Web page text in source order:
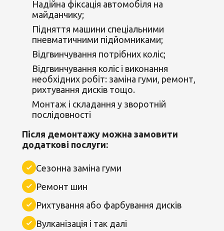
Надійна фіксація автомобіля на
майданчику;
Підняття машини спеціальними
пневматичними підйомниками;
Відгвинчування потрібних коліс;
Відгвинчування коліс і виконання
необхідних робіт: заміна гуми, ремонт,
рихтування дисків тощо.
Монтаж і складання у зворотній
послідовності
Після демонтажу можна замовити
додаткові послуги:
Сезонна заміна гуми
Ремонт шин
Рихтування або фарбування дисків
Вулканізація і так далі